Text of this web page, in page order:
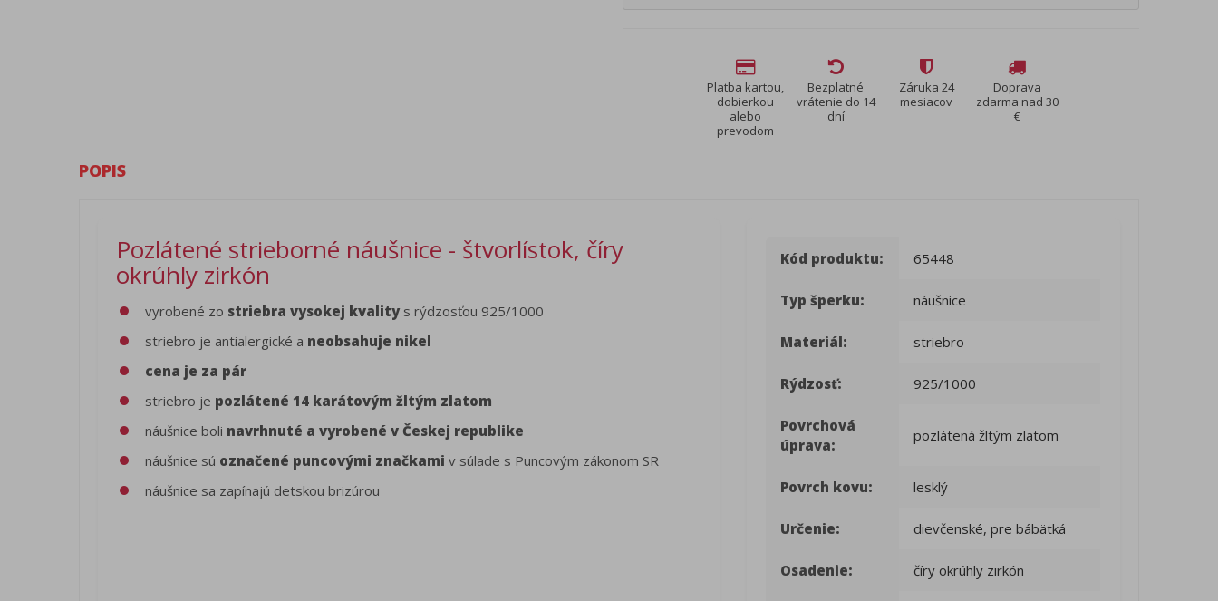
Platba kartou,
dobierkou
alebo
prevodom
Bezplatné
vrátenie do 14
dní
Záruka 24
mesiacov
Doprava
zdarma nad 30
€
POPIS
Pozlátené strieborné náušnice - štvorlístok, číry
okrúhly zirkón
vyrobené zo striebra vysokej kvalitys rýdzosťou 925/1000
striebro je antialergické a neobsahuje nikel
cena je za pár
striebro je pozlátené 14 karátovým žltým zlatom
náušnice boli navrhnuté a vyrobené v Českej republike
náušnice sú označené puncovými značkami v súlade s Puncovým zákonom SR
náušnice sa zapínajú detskou brizúrou
Kód produktu: 65448
Typ šperku: náušnice
Materiál: striebro
Rýdzosť: 925/1000
Povrchová
úprava:
pozlátená žltým zlatom
Povrch kovu: lesklý
Určenie: dievčenské, pre bábätká
Osadenie: číry okrúhly zirkón